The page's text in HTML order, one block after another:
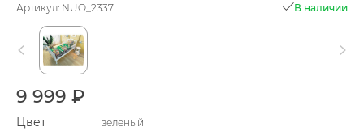
Артикул: NUO_2337 В наличии
9 999 ₽
Цвет зеленый